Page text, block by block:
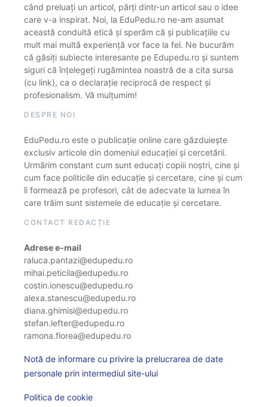
când preluați un articol, părți dintr-un articol sau o idee
care v-a inspirat. Noi, la EduPedu.ro ne-am asumat
această conduită etică și sperăm că și publicațiile cu
mult mai multă experiență vor face la fel. Ne bucurăm
că găsiți subiecte interesante pe Edupedu.ro și suntem
siguri că înțelegeți rugămintea noastră de a cita sursa
(cu link), ca o declarație reciprocă de respect și
profesionalism. Vă mulțumim!
DESPRE NOI
EduPedu.ro este o publicație online care găzduiește
exclusiv articole din domeniul educației și cercetării.
Urmărim constant cum sunt educați copiii noștri, cine și
cum face politicile din educație și cercetare, cine și cum
îi formează pe profesori, cât de adecvate la lumea în
care trăim sunt sistemele de educație și cercetare.
CONTACT REDACȚIE
Adrese e-mail
raluca.pantazi@edupedu.ro
mihai.peticila@edupedu.ro
costin.ionescu@edupedu.ro
alexa.stanescu@edupedu.ro
diana.ghimisi@edupedu.ro
stefan.lefter@edupedu.ro
ramona.florea@edupedu.ro
Notă de informare cu privire la prelucrarea de date
personale prin intermediul site-ului
Politica de cookie